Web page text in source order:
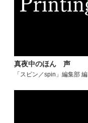
真夜中のほん 声
「スピン／spin」編集部 編